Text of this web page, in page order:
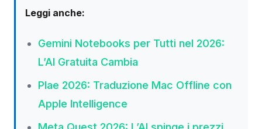
Leggi anche:
Gemini Notebooks per Tutti nel 2026:
L’AI Gratuita Cambia
Plae 2026: Traduzione Mac Offline con
Apple Intelligence